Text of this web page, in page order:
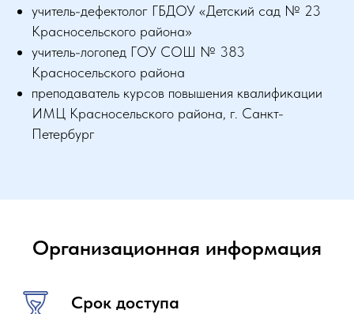
учитель-дефектолог ГБДОУ «Детский сад № 23
Красносельского района»
учитель-логопед ГОУ СОШ № 383
Красносельского района
преподаватель курсов повышения квалификации
ИМЦ Красносельского района, г. Санкт-
Петербург
Организационная информация
Срок доступа